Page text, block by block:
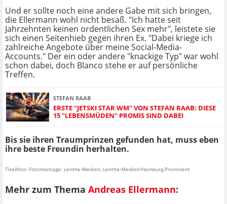
Und er sollte noch eine andere Gabe mit sich bringen,
die Ellermann wohl nicht besaß. "Ich hatte seit
Jahrzehnten keinen ordentlichen Sex mehr", leistete sie
sich einen Seitenhieb gegen ihren Ex. "Dabei kriege ich
zahlreiche Angebote über meine Social-Media-
Accounts." Der ein oder andere "knackige Typ" war wohl
schon dabei, doch Blanco stehe er auf persönliche
Treffen.
STEFAN RAAB
ERSTE "JETSKI STAR WM" VON STEFAN RAAB: DIESE
15 "LEBENSMÜDEN" PROMIS SIND DABEI
Bis sie ihren Traumprinzen gefunden hat, muss eben
ihre beste Freundin herhalten.
Titelfoto: Fotomontage: Lenthe-Medien, Lenthe-Medien/Hamburg-Prominent
Mehr zum Thema Andreas Ellermann: